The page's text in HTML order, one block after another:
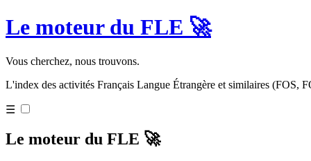
Le moteur du FLE 🚀
Vous cherchez, nous trouvons.
L'index des activités Français Langue Étrangère et similaires (FOS,
☰
Le moteur du FLE 🚀